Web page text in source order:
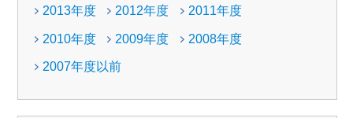
2013年度 2012年度 2011年度
2010年度 2009年度 2008年度
2007年度以前